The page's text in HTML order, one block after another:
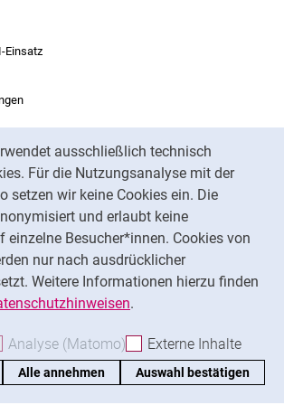
ausschließlich technisch
Für die Nutzungsanalyse mit der
setzen wir keine Cookies ein. Die
und erlaubt keine
einzelne Besucher*innen. Cookies von
nur nach ausdrücklicher
Weitere Informationen hierzu finden
.
Cookies akzeptieren
Analyse (Matomo) Analyse-Cookies
Externe Inhalte
Alle annehmen Auswahl bestätigen
Einsatz